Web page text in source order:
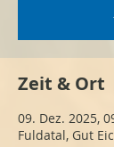
Zeit & Ort
09. Dez. 2025,
Fuldatal, Gut